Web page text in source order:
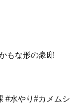
もな形の豪邸
#水やり#カメムシ